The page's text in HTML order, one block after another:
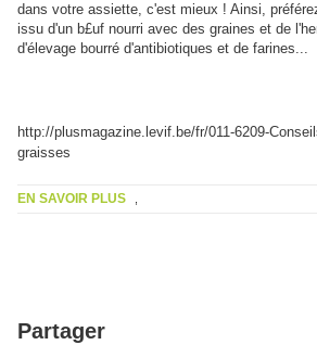
dans votre assiette, c'est mieux ! Ainsi,
issu d'un b£uf nourri avec des graines et de
d'élevage bourré d'antibiotiques et de farines...
http://plusmagazine.levif.be/fr/011-6209-
graisses
EN SAVOIR PLUS
Partager